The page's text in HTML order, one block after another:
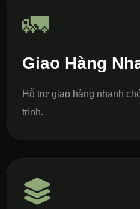
🚛
Giao Hàng
Hỗ trợ giao hàng nhanh
trình.